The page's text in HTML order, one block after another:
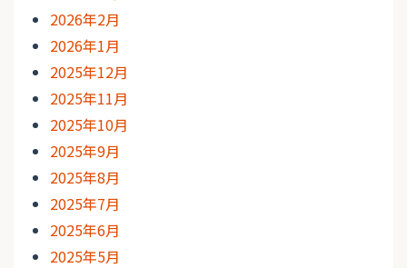
2026年2月
2026年1月
2025年12月
2025年11月
2025年10月
2025年9月
2025年8月
2025年7月
2025年6月
2025年5月